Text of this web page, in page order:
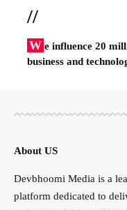
//
W e influence 20
business and
About US
Devbhoomi Media is a
platform dedicated to